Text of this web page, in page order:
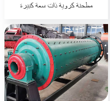
مطحنة كروية ذات سعة كبيرة